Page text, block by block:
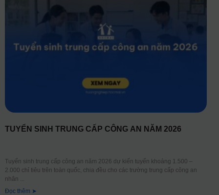
TUYỂN SINH TRUNG CẤP CÔNG AN NĂM 2026
Tuyển sinh trung cấp công an năm 2026 dự kiến tuyển khoảng 1.500 –
2.000 chỉ tiêu trên toàn quốc, chia đều cho các trường trung cấp công an
nhân
Đọc thêm ➤